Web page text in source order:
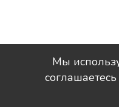
Мы
соглашаетесь